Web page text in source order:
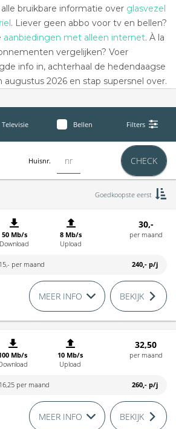
bruikbare informatie over glasvezel
. Liever geen abbo voor tv en bellen?
aanbiedingen met alleen internet. À la
vergelijken? Voer
info in, achterhaal de hedendaagse
2026 en stap supersnel over.
Televisie Bellen Filters
Huisnr. CHECK
Goedkoopste eerst
50 Mb/s
Download
8 Mb/s
Upload
30,-
per maand
15,- per maand 240,- p/j
MEER INFO BEKIJK
Mb/s
10 Mb/s
Upload
32,50
per maand
16,25 per maand 260,- p/j
MEER INFO BEKIJK